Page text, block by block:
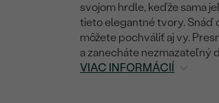
svojom hrdle, keďže sama
tieto elegantné tvory. Snáď
môžete pochváliť aj vy.
a zanecháte nezmazateľný
VIAC INFORMÁCIÍ